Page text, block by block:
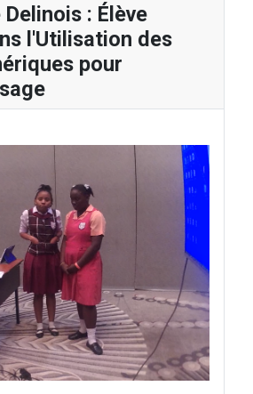
: Élève
l'Utilisation des
pour